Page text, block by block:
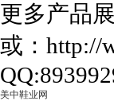
更多产品
或：http://
美中鞋业网